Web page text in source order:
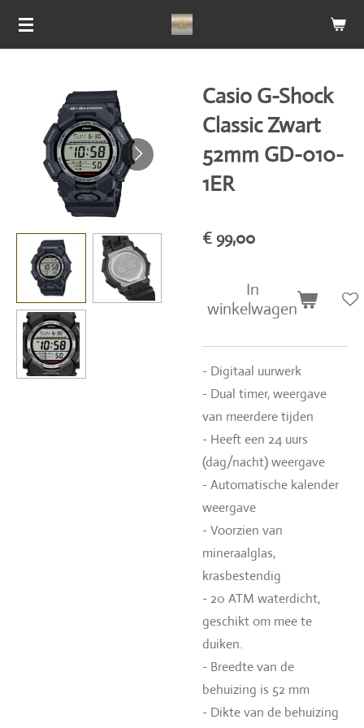
Ga
hoofdinhoud
Casio G-Shock
Classic Zwart
52mm GD-010-
1ER
€ 99,00
In
winkelwagen
- Digitaal uurwerk
- Dual timer, weergave
van meerdere tijden
- Heeft een 24 uurs
(dag/nacht) weergave
- Automatische kalender
weergave
- Voorzien van
mineraalglas,
krasbestendig
- 20 ATM waterdicht,
geschikt om mee te
duiken.
- Breedte van de
behuizing is 52 mm
- Dikte van de behuizing